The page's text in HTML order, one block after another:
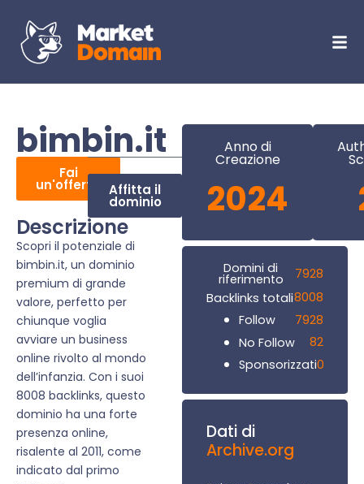
bimbin.it
Fai
un'offerta Affitta il
dominio
Descrizione
Scopri il potenziale di
bimbin.it, un dominio
premium di grande
valore, perfetto per
chiunque voglia
avviare un business
online rivolto al mondo
dell’infanzia. Con i suoi
8008 backlinks, questo
dominio ha una forte
presenza online,
risalente al 2011, come
indicato dal primo
Anno di
Creazione
2024
Domini di
riferimento
7928
Backlinks totali8008
Follow
7928
No Follow
82
Sponsorizzati0
Dati di
Archive.org